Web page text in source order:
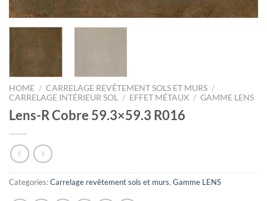
HOME / CARRELAGE REVÊTEMENT SOLS ET MURS /
CARRELAGE INTÉRIEUR SOL
/ EFFET MÉTAUX / GAMME LENS
Lens-R Cobre 59.3×59.3 R016
Categories:Carrelage revêtement sols et murs, Gamme LENS